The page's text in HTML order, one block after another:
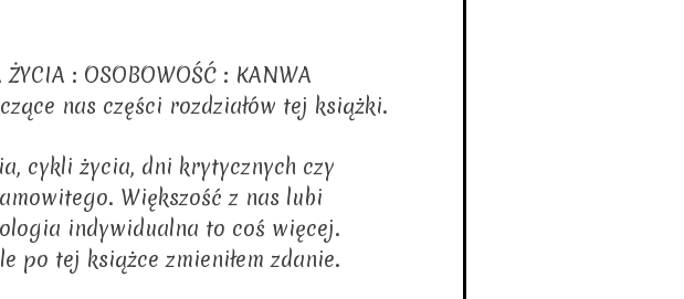
: OSOBOWOŚĆ : KANWA
nas części rozdziałów tej książki.
cykli życia, dni krytycznych czy
Większość z nas lubi
indywidualna to coś więcej.
po tej książce zmieniłem zdanie.